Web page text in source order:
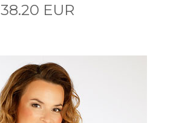
38.20 EUR